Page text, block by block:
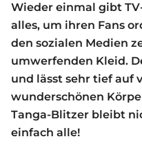
Wieder einmal gibt
alles, um ihren Fans
den sozialen Medien
umwerfenden Kleid.
und lässt sehr tief auf
wunderschönen
Tanga-Blitzer bleibt
einfach alle!